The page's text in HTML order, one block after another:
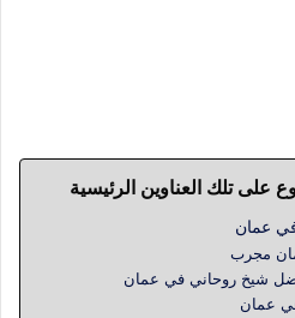
على تلك العناوين الرئيسية
عمان
مجرب
شيخ روحاني في عمان
عمان